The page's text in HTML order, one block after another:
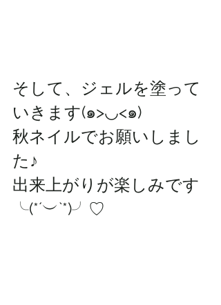
そして、ジェルを塗って
いきます(๑>◡<๑)
秋ネイルでお願いしまし
た♪
出来上がりが楽しみです
╰(*´︶`*)╯♡